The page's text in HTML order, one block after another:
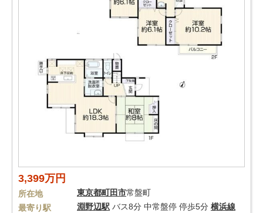
3,399万円
所在地 東京都町田市常盤町
最寄り駅
淵野辺駅 バス8分 中常盤停 停歩5分 横浜線